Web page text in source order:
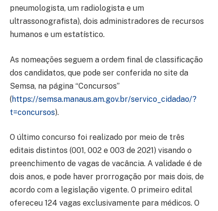
pneumologista, um radiologista e um
ultrassonografista), dois administradores de recursos
humanos e um estatístico.
As nomeações seguem a ordem final de classificação
dos candidatos, que pode ser conferida no site da
Semsa, na página “Concursos”
(https://semsa.manaus.am.gov.br/servico_cidadao/?
t=concursos).
O último concurso foi realizado por meio de três
editais distintos (001, 002 e 003 de 2021) visando o
preenchimento de vagas de vacância. A validade é de
dois anos, e pode haver prorrogação por mais dois, de
acordo com a legislação vigente. O primeiro edital
ofereceu 124 vagas exclusivamente para médicos. O